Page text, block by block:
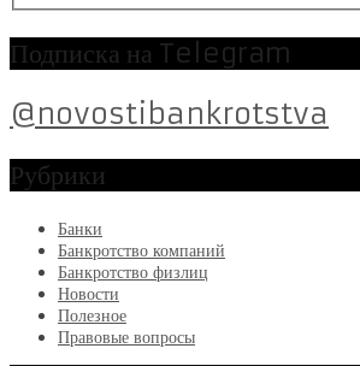
Подписка на Telegram
@novostibankrotstva
Рубрики
Банки
Банкротство компаний
Банкротство физлиц
Новости
Полезное
Правовые вопросы